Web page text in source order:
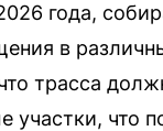
года,
в
трасса
участки, что